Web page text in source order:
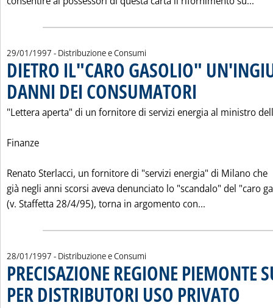
29/01/1997 - Distribuzione e Consumi
DIETRO IL"CARO GASOLIO"
DANNI DEI CONSUMATORI
"Lettera aperta" di un fornitore di servizi energia al ministro
Finanze
Renato Sterlacci, un fornitore di "servizi energia" di Milano che
già negli anni scorsi aveva denunciato lo "scandalo" del "caro
(v. Staffetta 28/4/95), torna in argomento con...
28/01/1997 - Distribuzione e Consumi
PRECISAZIONE REGIONE PIEMONTE
PER DISTRIBUTORI USO PRIVATO